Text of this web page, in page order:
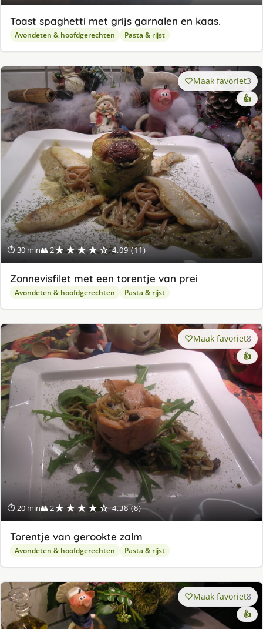
Toast spaghetti met grijs garnalen en kaas.
Avondeten & hoofdgerechten Pasta & rijst
⏱ 30 min👥 2★★★★☆ 4.09 (11)
Maak favoriet3
👍
Zonnevisfilet met een torentje van prei
Avondeten & hoofdgerechten Pasta & rijst
⏱ 20 min👥 2★★★★☆ 4.38 (8)
Maak favoriet8
👍
Torentje van gerookte zalm
Avondeten & hoofdgerechten Pasta & rijst
Maak favoriet8
👍